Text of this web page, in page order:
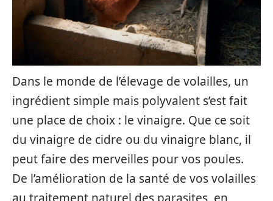
Dans le monde de l’élevage de volailles, un
ingrédient simple mais polyvalent s’est fait
une place de choix : le vinaigre. Que ce soit
du vinaigre de cidre ou du vinaigre blanc, il
peut faire des merveilles pour vos poules.
De l’amélioration de la santé de vos volailles